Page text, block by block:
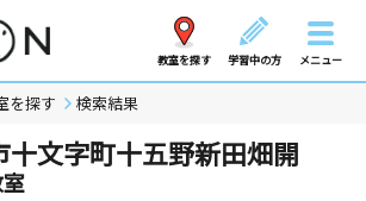
教室を探す 学習中の方 メニュー
を探す 検索結果
文字町十五野新田畑開